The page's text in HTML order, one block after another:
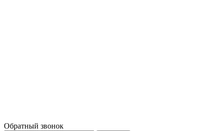
Обратный звонок